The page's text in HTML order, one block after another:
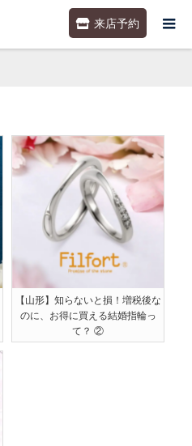
来店予約
【山形】知らないと損！増税後な
のに、お得に買える結婚指輪っ
て？ ②